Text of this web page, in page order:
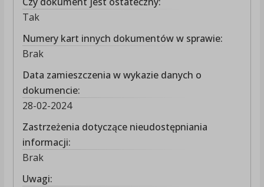
Tak
Numery kart innych dokumentów w sprawie:
Brak
Data zamieszczenia w wykazie danych o
dokumencie:
28-02-2024
Zastrzeżenia dotyczące nieudostępniania
informacji:
Brak
Uwagi: